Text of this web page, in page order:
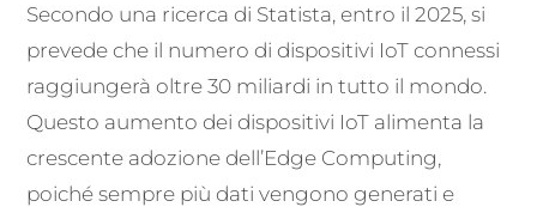
Secondo una ricerca di Statista, entro il 2025, si
prevede che il numero di dispositivi IoT connessi
raggiungerà oltre 30 miliardi in tutto il mondo.
Questo aumento dei dispositivi IoT alimenta la
crescente adozione dell’Edge Computing,
poiché sempre più dati vengono generati e